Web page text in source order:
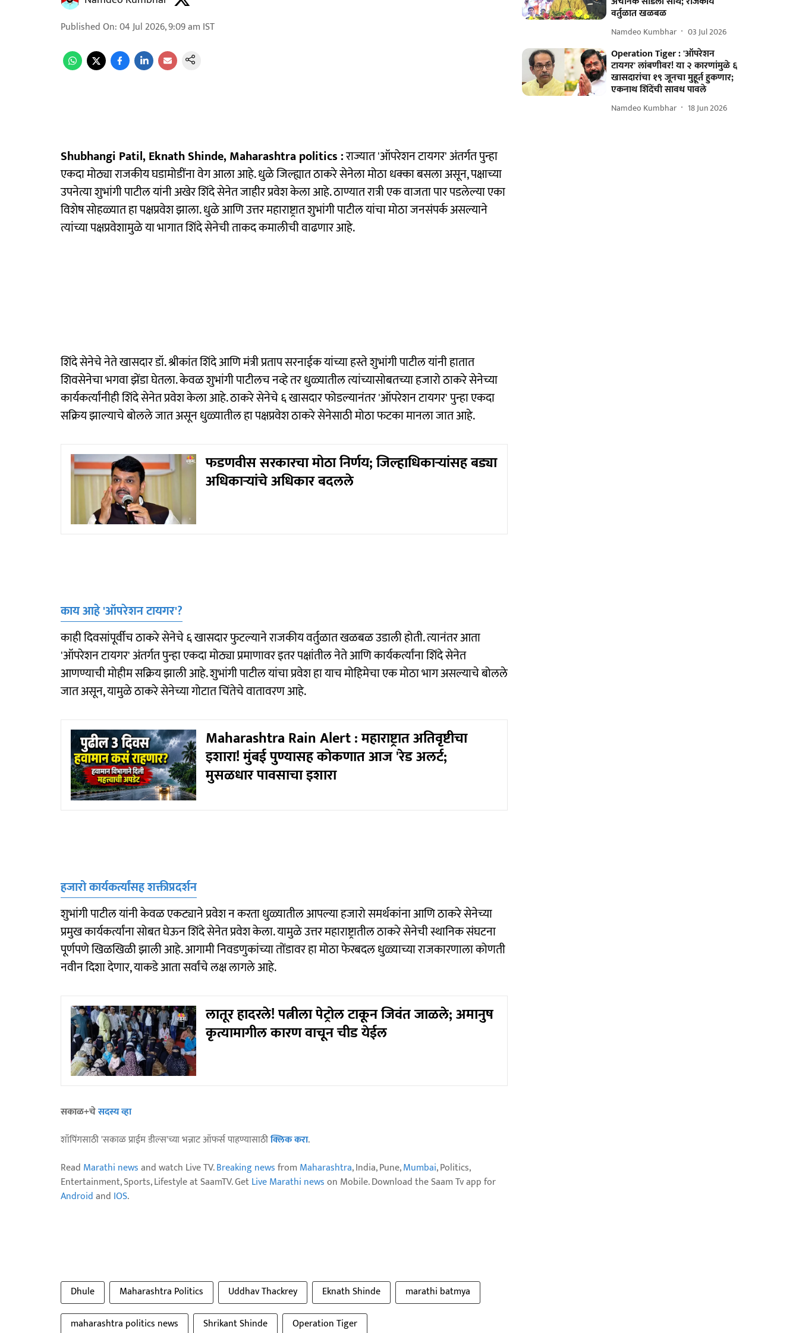
Published On:04 Jul 2026, 9:09 am IST
Shubhangi Patil, Eknath Shinde, Maharashtra politics :राज्यात 'ऑपरेशन टायगर' अंतर्गत पुन्हा
एकदा मोठ्या राजकीय घडामोडींना वेग आला आहे. धुळे जिल्ह्यात ठाकरे सेनेला मोठा धक्का बसला असून, पक्षाच्या
उपनेत्या शुभांगी पाटील यांनी अखेर शिंदे सेनेत जाहीर प्रवेश केला आहे. ठाण्यात रात्री एक वाजता पार पडलेल्या एका
विशेष सोहळ्यात हा पक्षप्रवेश झाला. धुळे आणि उत्तर महाराष्ट्रात शुभांगी पाटील यांचा मोठा जनसंपर्क असल्याने
त्यांच्या पक्षप्रवेशामुळे या भागात शिंदे सेनेची ताकद कमालीची वाढणार आहे.
शिंदे सेनेचे नेते खासदार डॉ. श्रीकांत शिंदे आणि मंत्री प्रताप सरनाईक यांच्या हस्ते शुभांगी पाटील यांनी हातात
शिवसेनेचा भगवा झेंडा घेतला. केवळ शुभांगी पाटीलच नव्हे तर धुळ्यातील त्यांच्यासोबतच्या हजारो ठाकरे सेनेच्या
कार्यकर्त्यांनीही शिंदे सेनेत प्रवेश केला आहे. ठाकरे सेनेचे ६ खासदार फोडल्यानंतर 'ऑपरेशन टायगर' पुन्हा एकदा
सक्रिय झाल्याचे बोलले जात असून धुळ्यातील हा पक्षप्रवेश ठाकरे सेनेसाठी मोठा फटका मानला जात आहे.
फडणवीस सरकारचा मोठा निर्णय; जिल्हाधिकाऱ्यांसह बड्या
अधिकार्‍यांचे अधिकार बदलले
काय आहे 'ऑपरेशन टायगर'?
काही दिवसांपूर्वीच ठाकरे सेनेचे ६ खासदार फुटल्याने राजकीय वर्तुळात खळबळ उडाली होती. त्यानंतर आता
'ऑपरेशन टायगर' अंतर्गत पुन्हा एकदा मोठ्या प्रमाणावर इतर पक्षांतील नेते आणि कार्यकर्त्यांना शिंदे सेनेत
आणण्याची मोहीम सक्रिय झाली आहे. शुभांगी पाटील यांचा प्रवेश हा याच मोहिमेचा एक मोठा भाग असल्याचे बोलले
जात असून, यामुळे ठाकरे सेनेच्या गोटात चिंतेचे वातावरण आहे.
Maharashtra Rain Alert : महाराष्ट्रात अतिवृष्टीचा
इशारा! मुंबई पुण्यासह कोकणात आज 'रेड अलर्ट;
मुसळधार पावसाचा इशारा
हजारो कार्यकर्त्यांसह शक्तीप्रदर्शन
शुभांगी पाटील यांनी केवळ एकट्याने प्रवेश न करता धुळ्यातील आपल्या हजारो समर्थकांना आणि ठाकरे सेनेच्या
प्रमुख कार्यकर्त्यांना सोबत घेऊन शिंदे सेनेत प्रवेश केला. यामुळे उत्तर महाराष्ट्रातील ठाकरे सेनेची स्थानिक संघटना
पूर्णपणे खिळखिळी झाली आहे. आगामी निवडणुकांच्या तोंडावर हा मोठा फेरबदल धुळ्याच्या राजकारणाला कोणती
नवीन दिशा देणार, याकडे आता सर्वांचे लक्ष लागले आहे.
लातूर हादरले! पत्नीला पेट्रोल टाकून जिवंत जाळले; अमानुष
कृत्यामागील कारण वाचून चीड येईल
सकाळ+चेसदस्य व्हा
शॉपिंगसाठी 'सकाळ प्राईम डील्स'च्या भन्नाट ऑफर्स पाहण्यासाठीक्लिक करा.
Read Marathi newsand watch Live TV.Breaking newsfrom Maharashtra, India, Pune,Mumbai, Politics,
Entertainment, Sports, Lifestyle at SaamTV. GetLive Marathi newson Mobile. Download the Saam Tv app for
Androidand IOS.
Dhule Maharashtra Politics Uddhav Thackrey Eknath Shinde
marathi batmya
maharashtra politics news
Shrikant Shinde Operation Tiger
वर्तुळात खळबळ
Namdeo Kumbhar 03 Jul 2026
Operation Tiger : 'ऑपरेशन
टायगर' लांबणीवर! या २ कारणांमुळे ६
खासदारांचा १९ जूनचा मुहूर्त हुकणार;
एकनाथ शिंदेंची सावध पावले
Namdeo Kumbhar 18 Jun 2026